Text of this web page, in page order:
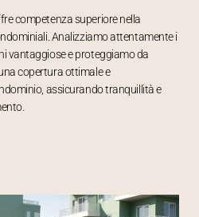
competenza superiore nella
Analizziamo attentamente i
vantaggiose e proteggiamo da
copertura ottimale e
assicurando tranquillità e